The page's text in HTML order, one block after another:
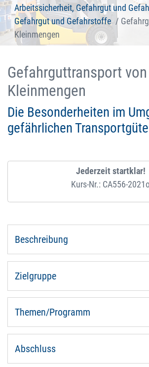
Arbeitssicherheit, Gefahrgut und
Gefahrgut und Gefahrstoffe
Kleinmengen
Gefahrguttransport von
Kleinmengen
Die Besonderheiten im
gefährlichen
Jederzeit startklar!
Kurs-Nr.: CA556-
Beschreibung
Zielgruppe
Themen/Programm
Abschluss